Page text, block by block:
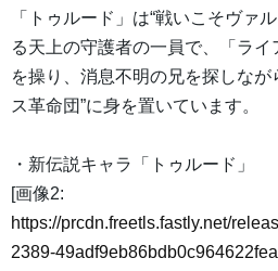
「トゥルード」は“戦いこそヴァ
る天上の守護者の一員で、「ライ
を操り、消息不明の兄を探しなが
ス革命団”に身を置いています。
・新伝説キャラ「トゥルード」
[画像2:
https://prcdn.freetls.fastly.net/
2389-